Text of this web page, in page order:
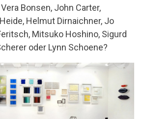
Bonsen, John Carter,
Helmut Dirnaichner, Jo
Mitsuko Hoshino, Sigurd
oder Lynn Schoene?